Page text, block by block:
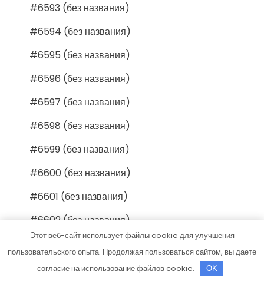
#6593 (без названия)
#6594 (без названия)
#6595 (без названия)
#6596 (без названия)
#6597 (без названия)
#6598 (без названия)
#6599 (без названия)
#6600 (без названия)
#6601 (без названия)
#6602 (без названия)
#6603 (без названия)
#6604 (без названия)
Этот веб-сайт использует файлы cookie для улучшения
пользовательского опыта. Продолжая пользоваться сайтом, вы даете
согласие на использование файлов cookie.
OK